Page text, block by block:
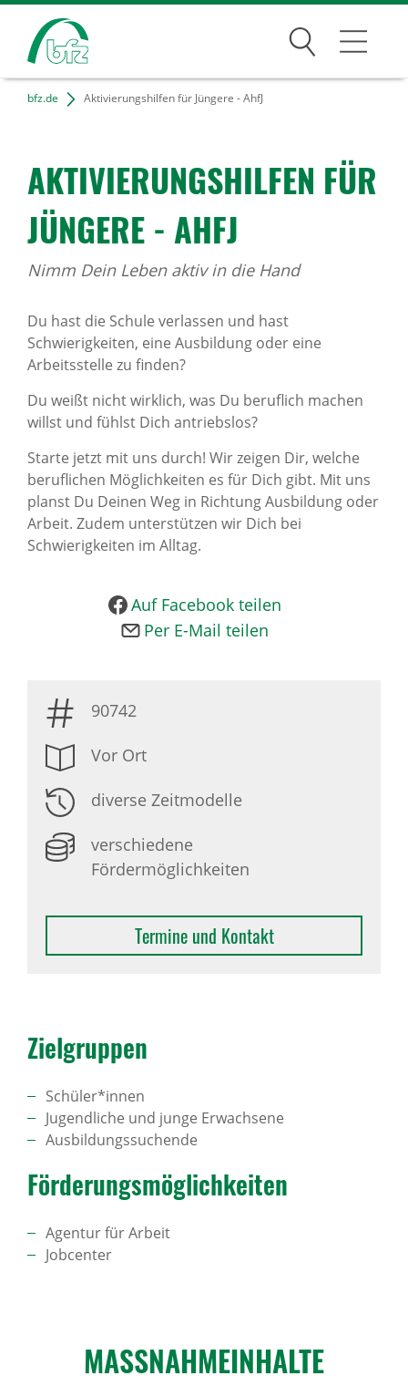
Suchen
Bildungsangebote
Karriere
Über uns
Standorte
Presse
News Archiv
bfz.de Aktivierungshilfen für Jüngere - AhfJ
AKTI­VIE­RUNGS­HILFEN FÜR
JÜNGERE - AHFJ
Nimm Dein Leben aktiv in die Hand
Du hast die Schule verlassen und hast
Schwierigkeiten, eine Ausbildung oder eine
Arbeitsstelle zu finden?
Du weißt nicht wirklich, was Du beruflich machen
willst und fühlst Dich antriebslos?
Starte jetzt mit uns durch! Wir zeigen Dir, welche
beruflichen Möglichkeiten es für Dich gibt. Mit uns
planst Du Deinen Weg in Richtung Ausbildung oder
Arbeit. Zudem unterstützen wir Dich bei
Schwierigkeiten im Alltag.
Auf Facebook teilen
Per E-Mail teilen
90742
Vor Ort
diverse Zeitmodelle
verschiedene
Fördermöglichkeiten
Termine und Kontakt
Ziel­gruppen
Schüler*innen
Jugendliche und junge Erwachsene
Ausbildungssuchende
Förde­rungs­mög­lich­keiten
Agentur für Arbeit
Jobcenter
MASSNAH­ME­INHALTE